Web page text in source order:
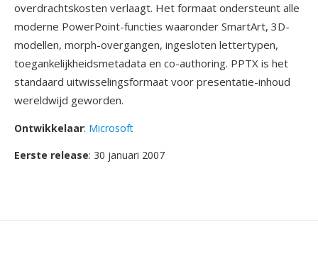
overdrachtskosten verlaagt. Het formaat ondersteunt alle
moderne PowerPoint-functies waaronder SmartArt, 3D-
modellen, morph-overgangen, ingesloten lettertypen,
toegankelijkheidsmetadata en co-authoring. PPTX is het
standaard uitwisselingsformaat voor presentatie-inhoud
wereldwijd geworden.
Ontwikkelaar: Microsoft
Eerste release: 30 januari 2007